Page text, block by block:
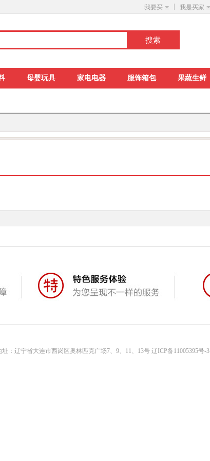
我要买 我是买家
母婴玩具 家电电器 服饰箱包 果蔬生鲜
：辽宁省大连市西岗区奥林匹克广场7、9、11、13号 辽ICP备11005395号-3